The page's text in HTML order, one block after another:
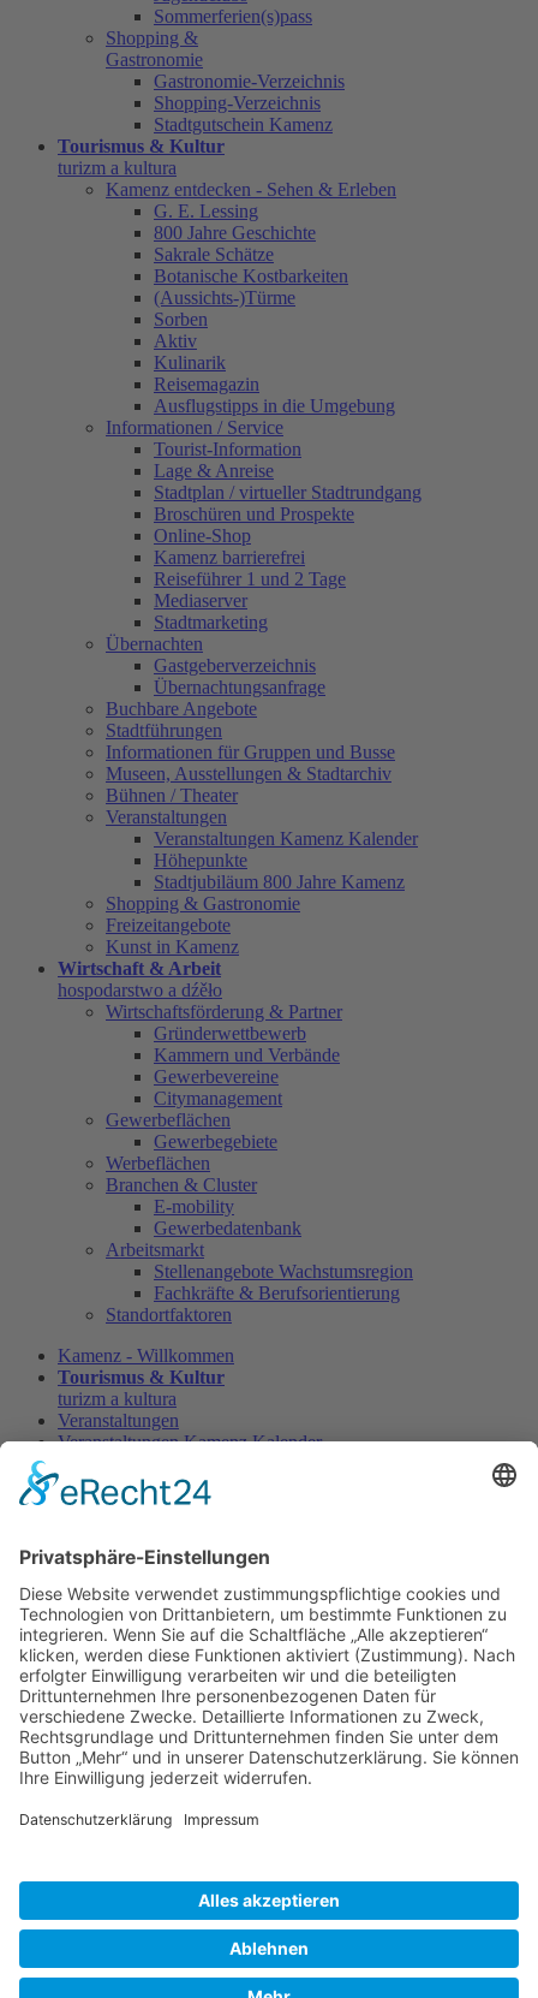
Sommerferien(s)pass
Shopping &
Gastronomie
Gastronomie-Verzeichnis
Shopping-Verzeichnis
Stadtgutschein Kamenz
Tourismus & Kultur
turizm a kultura
Kamenz entdecken - Sehen & Erleben
G. E. Lessing
800 Jahre Geschichte
Sakrale Schätze
Botanische Kostbarkeiten
(Aussichts-)Türme
Sorben
Aktiv
Kulinarik
Reisemagazin
Ausflugstipps in die Umgebung
Informationen / Service
Tourist-Information
Lage & Anreise
Stadtplan / virtueller Stadtrundgang
Broschüren und Prospekte
Online-Shop
Kamenz barrierefrei
Reiseführer 1 und 2 Tage
Mediaserver
Stadtmarketing
Übernachten
Gastgeberverzeichnis
Übernachtungsanfrage
Buchbare Angebote
Stadtführungen
Informationen für Gruppen und Busse
Museen, Ausstellungen & Stadtarchiv
Bühnen / Theater
Veranstaltungen
Veranstaltungen Kamenz Kalender
Höhepunkte
Stadtjubiläum 800 Jahre Kamenz
Shopping & Gastronomie
Freizeitangebote
Kunst in Kamenz
Wirtschaft & Arbeit
hospodarstwo a dźěło
Wirtschaftsförderung & Partner
Gründerwettbewerb
Kammern und Verbände
Gewerbevereine
Citymanagement
Gewerbeflächen
Gewerbegebiete
Werbeflächen
Branchen & Cluster
E-mobility
Gewerbedatenbank
Arbeitsmarkt
Stellenangebote Wachstumsregion
Fachkräfte & Berufsorientierung
Standortfaktoren
Kamenz - Willkommen
Tourismus & Kultur
turizm a kultura
Veranstaltungen
Veranstaltungen Kamenz Kalender
Shopping am Mondscheinweg. Die Cityinitiative Kamenz e.V. und
das Citymanagement Kamenz laden zum verträumten
Einkaufsbummel durch die romantisch beleuchtete Stadt.
Zurück
»facebook.com/kamenz.news »facebook.com/rathaus.kamenz
»facebook.com/Kamenz.Tourismus
»instagramm.com/kamenz_tourismus
»Kontakt
»Elektronische Kommunikation
»Datenschutz